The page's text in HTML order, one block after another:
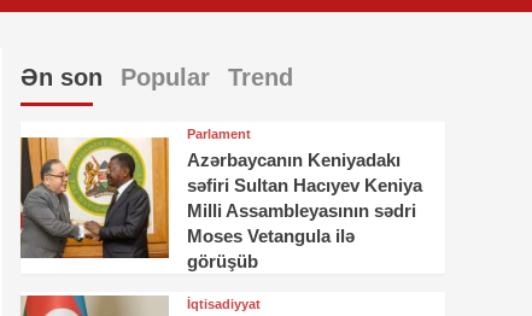
Ən son Popular Trend
Parlament
Azərbaycanın Keniyadakı
səfiri Sultan Hacıyev Keniya
Milli Assambleyasının sədri
Moses Vetangula ilə
görüşüb
İqtisadiyyat